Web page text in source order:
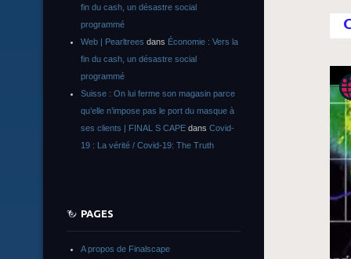
fin du cash, un désastre social
programmé
Web | Pearltrees dans Économie : Vers la
fin du cash, un désastre social
programmé
Suisse : On lui ferme son magasin parce
qu’elle n’impose pas le port du masque à
ses clients | FINAL S CAPE dans Covid-
19 : La vérité / Covid-19: The Truth
PAGES
A propos de Finalscape